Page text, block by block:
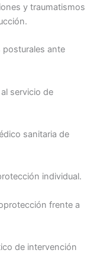
y traumatismos
posturales ante
servicio de
sanitaria de
individual.
frente a
de intervención